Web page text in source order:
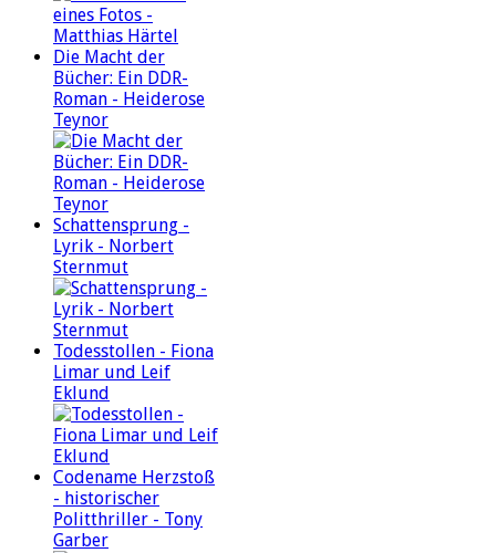
Die Macht der
Bücher: Ein DDR-
Roman - Heiderose
Teynor
Schattensprung -
Lyrik - Norbert
Sternmut
Todesstollen - Fiona
Limar und Leif
Eklund
Codename Herzstoß
- historischer
Politthriller - Tony
Garber